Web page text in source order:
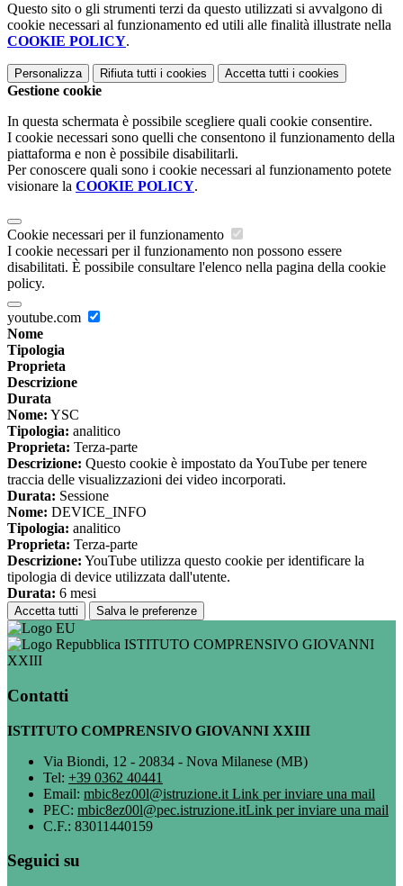
Questo sito o gli strumenti terzi da questo utilizzati si avvalgono di
cookie necessari al funzionamento ed utili alle finalità illustrate nella
COOKIE POLICY.
Personalizza Rifiuta tutti i cookies Accetta tutti i cookies
Gestione cookie
In questa schermata è possibile scegliere quali cookie consentire.
I cookie necessari sono quelli che consentono il funzionamento della
piattaforma e non è possibile disabilitarli.
Per conoscere quali sono i cookie necessari al funzionamento potete
visionare la COOKIE POLICY.
Cookie necessari per il funzionamento
I cookie necessari per il funzionamento non possono essere
disabilitati. È possibile consultare l'elenco nella pagina della cookie
policy.
youtube.com
Nome
Tipologia
Proprieta
Descrizione
Durata
Nome: YSC
Tipologia: analitico
Proprieta: Terza-parte
Descrizione: Questo cookie è impostato da YouTube per tenere
traccia delle visualizzazioni dei video incorporati.
Durata: Sessione
Nome: DEVICE_INFO
Tipologia: analitico
Proprieta: Terza-parte
Descrizione: YouTube utilizza questo cookie per identificare la
tipologia di device utilizzata dall'utente.
Durata: 6 mesi
Accetta tutti Salva le preferenze
ISTITUTO COMPRENSIVO GIOVANNI
XXIII
Contatti
ISTITUTO COMPRENSIVO GIOVANNI XXIII
Via Biondi, 12 - 20834 - Nova Milanese (MB)
Tel: +39 0362 40441
Email: mbic8ez00l@istruzione.it Link per inviare una mail
PEC: mbic8ez00l@pec.istruzione.itLink per inviare una mail
C.F.: 83011440159
Seguici su